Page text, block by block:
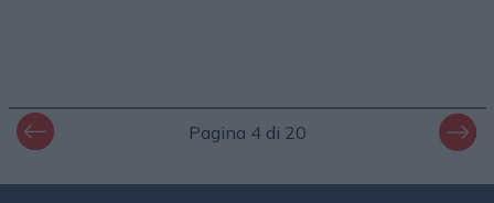
Pagina 4 di 20